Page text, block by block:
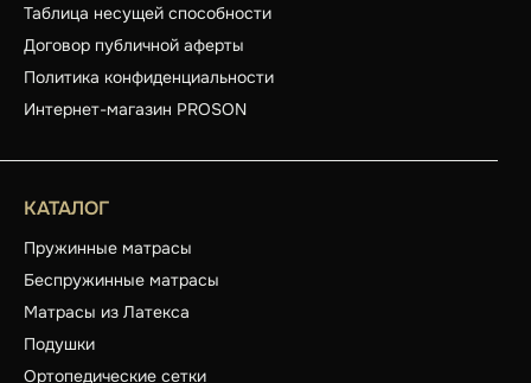
Таблица несущей способности
Договор публичной аферты
Политика конфиденциальности
Интернет-магазин PROSON
КАТАЛОГ
Пружинные матрасы
Беспружинные матрасы
Матрасы из Латекса
Подушки
Ортопедические сетки